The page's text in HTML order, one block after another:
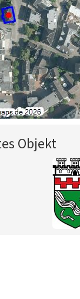
Objekt